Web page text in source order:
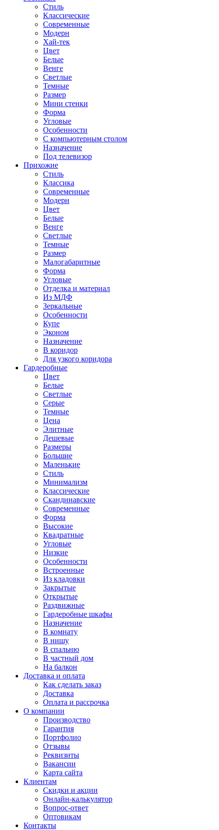
Стиль
Классические
Современные
Модерн
Хай-тек
Цвет
Белые
Венге
Светлые
Темные
Размер
Мини стенки
Форма
Угловые
Особенности
С компьютерным столом
Назначение
Под телевизор
Прихожие
Стиль
Классика
Современные
Модерн
Цвет
Белые
Венге
Светлые
Темные
Размер
Малогабаритные
Форма
Угловые
Отделка и материал
Из МДФ
Зеркальные
Особенности
Купе
Эконом
Назначение
В коридор
Для узкого коридора
Гардеробные
Цвет
Белые
Светлые
Серые
Темные
Цена
Элитные
Дешевые
Размеры
Большие
Маленькие
Стиль
Минимализм
Классические
Скандинавские
Современные
Форма
Высокие
Квадратные
Угловые
Низкие
Особенности
Встроенные
Из кладовки
Закрытые
Открытые
Раздвижные
Гардеробные шкафы
Назначение
В комнату
В нишу
В спальню
В частный дом
На балкон
Доставка и оплата
Как сделать заказ
Доставка
Оплата и рассрочка
О компании
Производство
Гарантия
Портфолио
Отзывы
Реквизиты
Вакансии
Карта сайта
Клиентам
Скидки и акции
Онлайн-калькулятор
Вопрос-ответ
Оптовикам
Контакты